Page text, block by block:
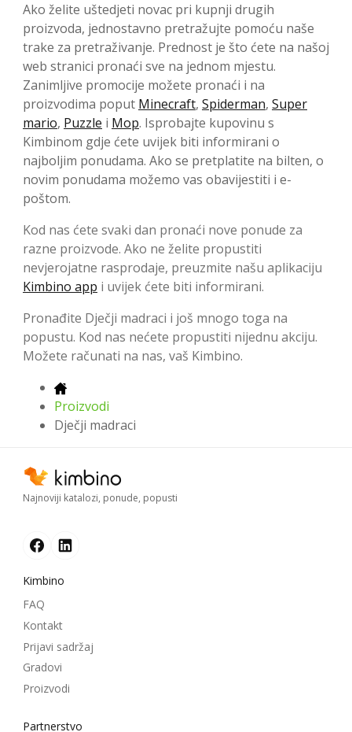
Ako želite uštedjeti novac pri kupnji drugih
proizvoda, jednostavno pretražujte pomoću naše
trake za pretraživanje. Prednost je što ćete na našoj
web stranici pronaći sve na jednom mjestu.
Zanimljive promocije možete pronaći i na
proizvodima poput Minecraft, Spiderman, Super
mario, Puzzle i Mop. Isprobajte kupovinu s
Kimbinom gdje ćete uvijek biti informirani o
najboljim ponudama. Ako se pretplatite na bilten, o
novim ponudama možemo vas obavijestiti i e-
poštom.
Kod nas ćete svaki dan pronaći nove ponude za
razne proizvode. Ako ne želite propustiti
nevjerojatne rasprodaje, preuzmite našu aplikaciju
Kimbino app i uvijek ćete biti informirani.
Pronađite Dječji madraci i još mnogo toga na
popustu. Kod nas nećete propustiti nijednu akciju.
Možete računati na nas, vaš Kimbino.
Proizvodi
Dječji madraci
Najnoviji katalozi, ponude, popusti
Kimbino
FAQ
Kontakt
Prijavi sadržaj
Gradovi
Proizvodi
Partnerstvo